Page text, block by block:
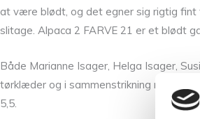
at være blødt, og det egner sig rigtig
slitage. Alpaca 2 FARVE 21 er et blødt
Både Marianne Isager, Helga Isager,
tørklæder og i sammenstrikning med
5,5.